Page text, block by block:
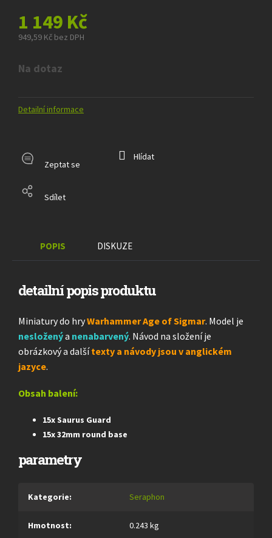
1 149 Kč
949,59 Kč bez DPH
cena:
Na dotaz
Detailní informace
Zeptat se
Hlídat
Sdílet
POPIS DISKUZE
detailní popis produktu
Miniatury do hryWarhammer Age of Sigmar. Model je
nesloženýa nenabarvený. Návod na složení je
obrázkový a dalšítexty a návody jsou v anglickém
jazyce.
Obsah balení:
15x Saurus Guard
15x 32mm round base
parametry
Kategorie: Seraphon
Hmotnost: 0.243 kg